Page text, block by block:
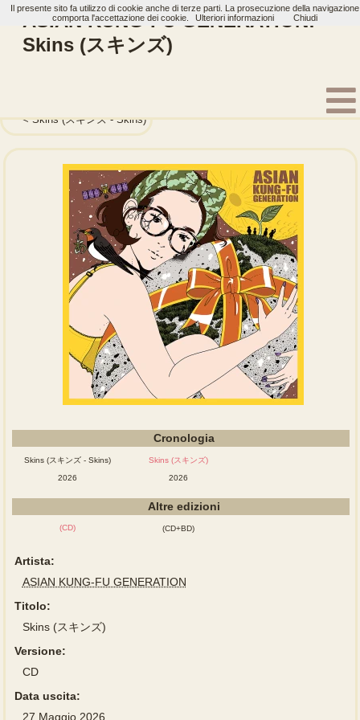
ASIAN KUNG-FU GENERATION:
Skins (スキンズ)
Skins (スキンズ - Skins)
Cronologia
Skins (スキンズ - Skins)
2026
Skins (スキンズ)
2026
Altre edizioni
(CD) (CD+BD)
Artista:
ASIAN KUNG-FU GENERATION
Titolo:
Skins (スキンズ)
Versione:
CD
Data uscita:
27 Maggio 2026
Il presente sito fa utilizzo di cookie anche di terze parti. La prosecuzione della navigazione
comporta l'accettazione dei cookie.
Ulteriori informazioni Chiudi